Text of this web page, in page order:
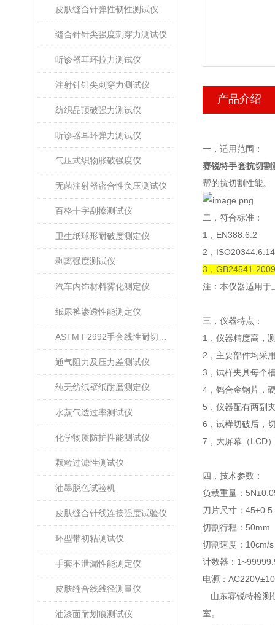
皮肤缝合针弹性韧性测试仪
缝合针针尖强度刺穿力测试仪
听诊器耳环拉力测试仪
注射针针尖刺穿力测试仪
纺织品顶破强力测试仪
听诊器耳环弹力测试仪
气压式织物胀破强度仪
无菌注射器密合性负压测试仪
百格十字刮擦测试仪
卫生纸球形耐破度测定仪
剥离强度测试仪
汽车内饰材料雾化测定仪
纸尿裤渗透性能测定仪
通气阻力及压力差测试仪
纯无纺纸壁纸耐磨测定仪
水蒸气透过率测试仪
化学物质防护性能测试仪
颗粒过滤性测试仪
油墨脱色试验机
皮肤缝合针线连接强度试验仪
环型带初粘测试仪
手套不泄漏性能测定仪
皮肤缝合线线径测量仪
油漆面耐划痕测试仪
产品介绍
一， 适用范围 ：
赛锐特手套抗切割
帮的抗切割性能。
二， 符合标准 ：
1 ， EN388.6.2
2 ， ISO20344.6.14
3 ， GB24541-2009
注 ： 本仪器适用于
三， 仪器特点 ：
1 ， 仪器精度高，
2 ， 主要部件均采
3 ， 试样夹具每个
4 ， 钨合金钢片，
5 ， 仪器配有两副
6 ， 试样切破后，
7 ， 大屏幕（LCD
四， 技术参数 ：
负载重量：
刀片尺寸： 45±0.5
切割行程： 50mm
切割速度： 10cm/s
计数器 ：
电源 ：
山东赛锐特检测
室。